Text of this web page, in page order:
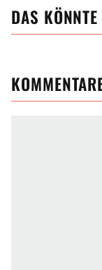
DAS